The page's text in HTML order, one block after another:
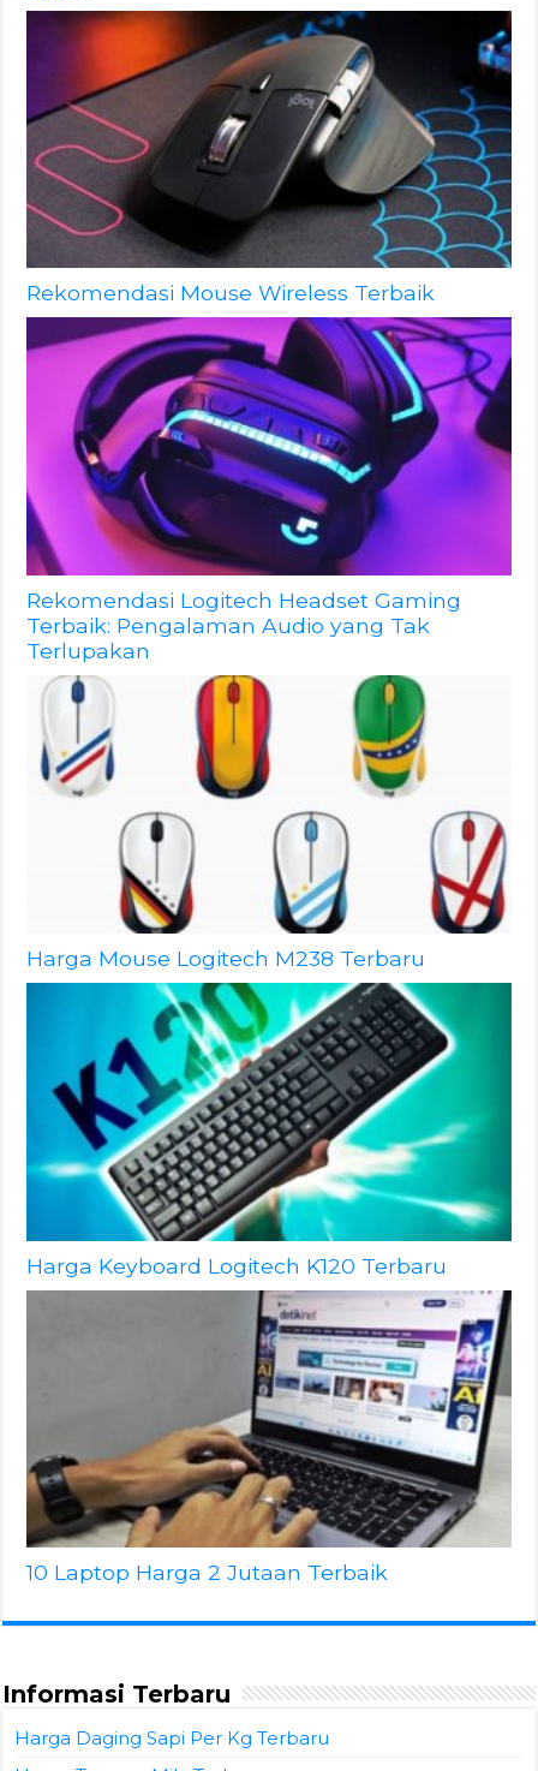
Rekomendasi Mouse Wireless Terbaik
Rekomendasi Logitech Headset Gaming
Terbaik: Pengalaman Audio yang Tak
Terlupakan
Harga Mouse Logitech M238 Terbaru
Harga Keyboard Logitech K120 Terbaru
10 Laptop Harga 2 Jutaan Terbaik
Informasi Terbaru
Harga Daging Sapi Per Kg Terbaru